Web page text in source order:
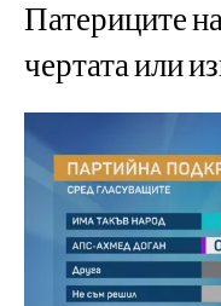
Патериците
чертата или